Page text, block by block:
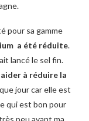
pour sa gamme
a été réduite.
lancé le sel fin.
à réduire la
jour car elle est
qui est bon pour